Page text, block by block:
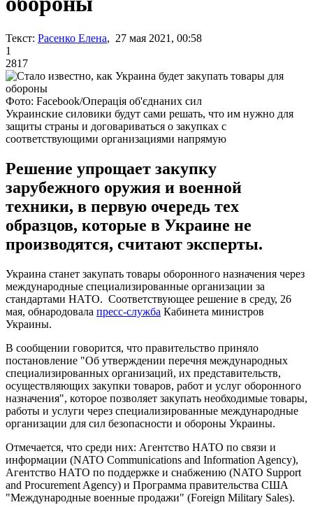
Текст: Расенко Елена, 27 мая 2021, 00:58
1
2817
Фото: Facebook/Операція об'єднаних сил
Украинские силовики будут сами решать, что им нужно для
защиты страны и договариваться о закупках с
соответствующими организациями напрямую
Решение упрощает закупку
зарубежного оружия и военной
техники, в первую очередь тех
образцов, которые в Украине не
производятся, считают эксперты.
Украина станет закупать товары оборонного назначения через
международные специализированные организации за
стандартами НАТО. Соответствующее решение в среду, 26
мая, обнародовала пресс-служба Кабинета министров
Украины.
В сообщении говорится, что правительство приняло
постановление "Об утверждении перечня международных
специализированных организаций, их представительств,
осуществляющих закупки товаров, работ и услуг оборонного
назначения", которое позволяет закупать необходимые товары,
работы и услуги через специализированные международные
организации для сил безопасности и обороны Украины.
Отмечается, что среди них: Агентство НАТО по связи и
информации (NATO Communications and Information Agency),
Агентство НАТО по поддержке и снабжению (NATO Support
and Procurement Agency) и Программа правительства США
"Международные военные продажи" (Foreign Military Sales).